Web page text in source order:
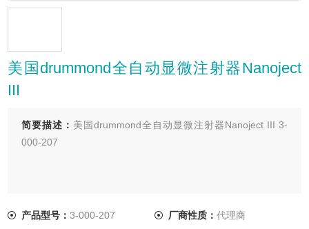
美国drummond全自动显微注射器Nanoject
III
简要描述： 美国drummond全自动显微注射器Nanoject III 3-
000-207
产品型号：3-000-207 厂商性质： 代理商